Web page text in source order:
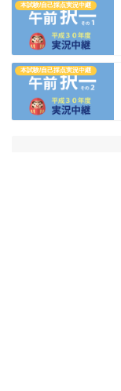
本試験/自己採点実況中継
本試験/自己採点実況中継